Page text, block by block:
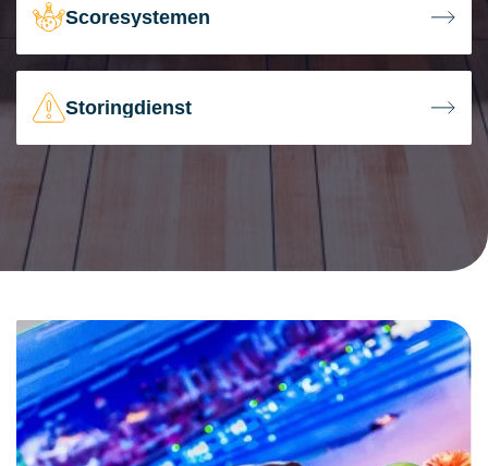
Scoresystemen
Storingdienst